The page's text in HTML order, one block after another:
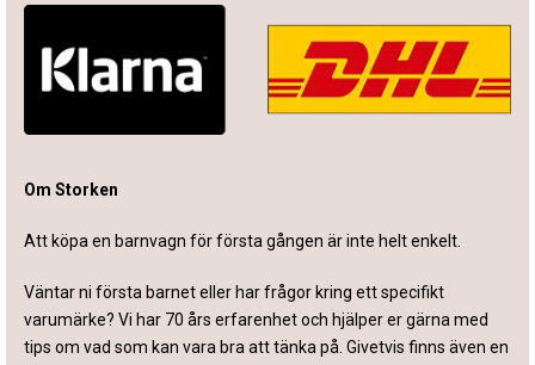
Om Storken
Att köpa en barnvagn för första gången är inte helt enkelt.
Väntar ni första barnet eller har frågor kring ett specifikt
varumärke? Vi har 70 års erfarenhet och hjälper er gärna med
tips om vad som kan vara bra att tänka på. Givetvis finns även en